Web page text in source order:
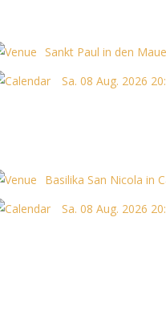
Sankt Paul in den
Sa. 08 Aug. 2026
Basilika San Nicola in
Sa. 08 Aug. 2026